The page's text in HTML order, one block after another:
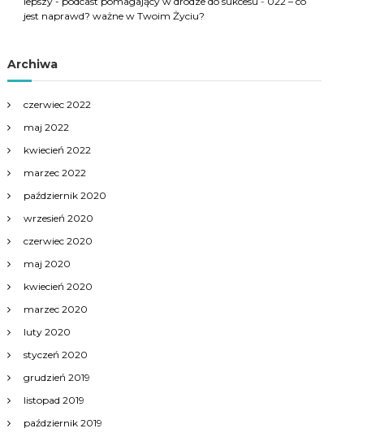
jest naprawd? ważne w Twoim Życiu?
Archiwa
czerwiec 2022
maj 2022
kwiecień 2022
marzec 2022
październik 2020
wrzesień 2020
czerwiec 2020
maj 2020
kwiecień 2020
marzec 2020
luty 2020
styczeń 2020
grudzień 2019
listopad 2019
październik 2019